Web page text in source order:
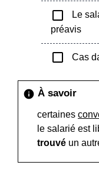
check_box_outline_blank
Le
préavis
check_box_outline_blank Cas
info À savoir
certaines
le salarié est
trouvé un